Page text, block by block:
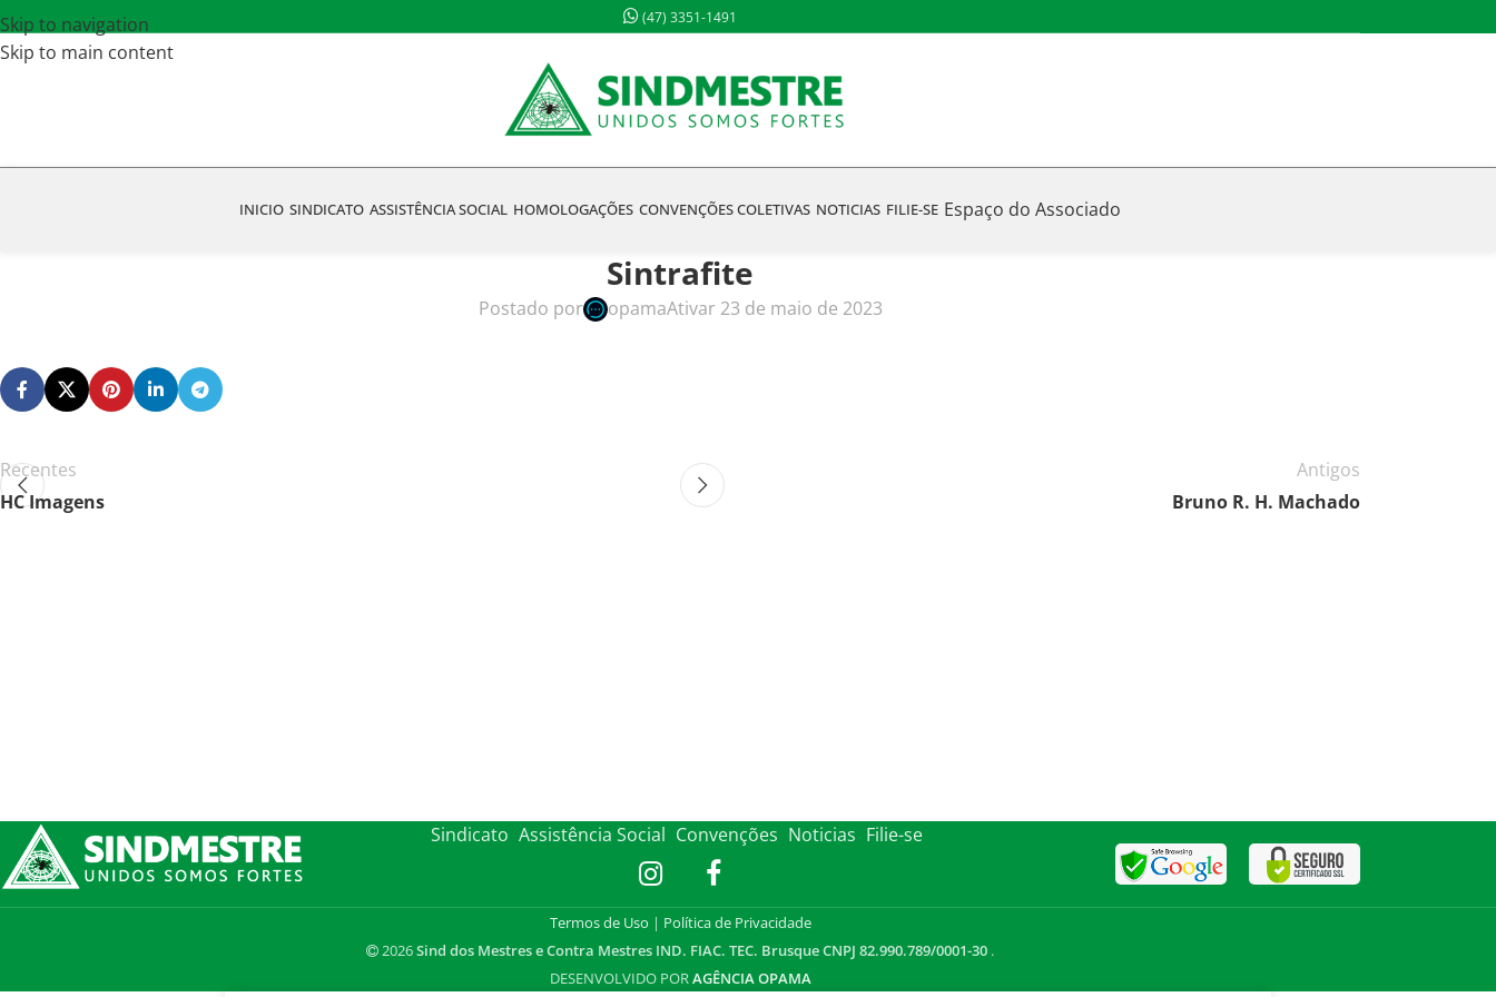
Skip to navigation
Skip to main content
(47) 3351-1491
INICIO SINDICATO ASSISTÊNCIA SOCIAL HOMOLOGAÇÕES CONVENÇÕES COLETIVAS NOTICIAS FILIE-SE Espaço do Associado
Sintrafite
Postado por opamaAtivar 23 de maio de 2023
Recentes
HC Imagens
Antigos
Bruno R. H. Machado
Sindicato Assistência Social Convenções Noticias Filie-se
Termos de Uso | Política de Privacidade
2026Sind dos Mestres e Contra Mestres IND. FIAC. TEC. Brusque CNPJ 82.990.789/0001-30 .
DESENVOLVIDO PORAGÊNCIA OPAMA